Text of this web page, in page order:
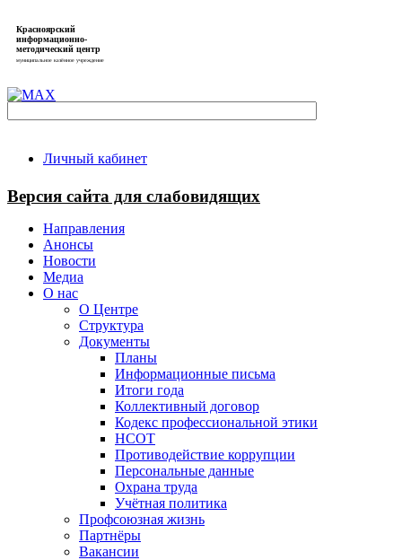
Красноярский
информационно-
методический центр
муниципальное казённое учреждение
Личный кабинет
Версия сайта для слабовидящих
Направления
Анонсы
Новости
Медиа
О нас
О Центре
Структура
Документы
Планы
Информационные письма
Итоги года
Коллективный договор
Кодекс профессиональной этики
НСОТ
Противодействие коррупции
Персональные данные
Охрана труда
Учётная политика
Профсоюзная жизнь
Партнёры
Вакансии